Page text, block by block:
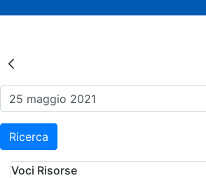
Risultati della
Ricerca
Voci Risorse